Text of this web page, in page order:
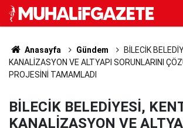
Anasayfa Gündem
BİLECİK
KANALİZASYON VE ALTYAPI SORUNLARINI
PROJESİNİ TAMAMLADI
BİLECİK BELEDİYESİ,
KANALİZASYON VE